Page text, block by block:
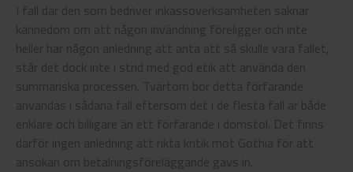
I fall där den som bedriver inkassoverksamheten saknar
kännedom om att någon invändning föreligger och inte
heller har någon anledning att anta att så skulle vara fallet,
står det dock inte i strid med god etik att använda den
summariska processen. Tvärtom bör detta förfarande
användas i sådana fall eftersom det i de flesta fall är både
enklare och billigare än ett förfarande i domstol. Det finns
därför ingen anledning att rikta kritik mot Gothia för att
ansökan om betalningsföreläggande gavs in.